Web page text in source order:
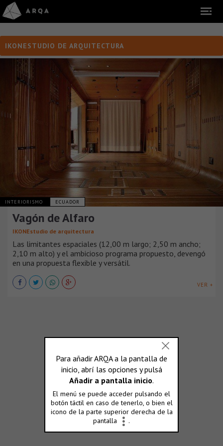
IKONESTUDIO DE ARQUITECTURA
INTERIORISMO ECUADOR
Vagón de Alfaro
IKONEstudio de arquitectura
Las limitantes espaciales (12,00 m largo; 2,50 m ancho;
2,10 m alto) y el ambicioso programa propuesto, devengó
en una propuesta flexible y versátil.
VER +